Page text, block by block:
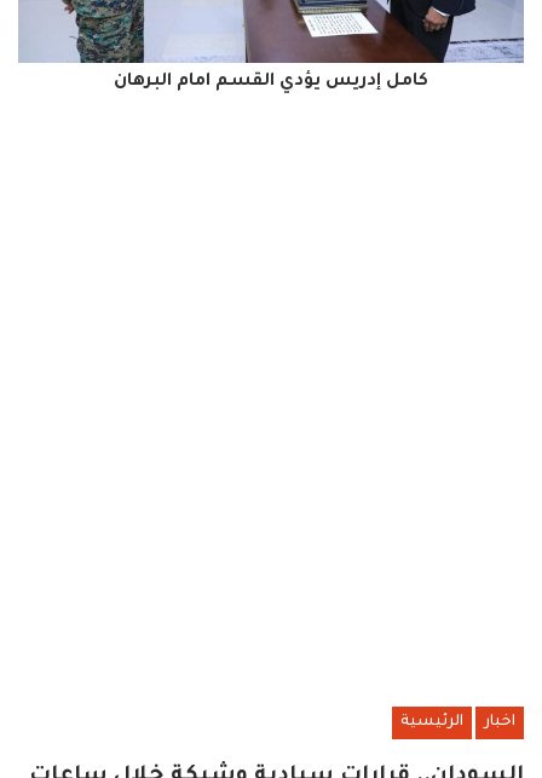
كامل إدريس يؤدي القسم امام البرهان
اخبار الرئيسية